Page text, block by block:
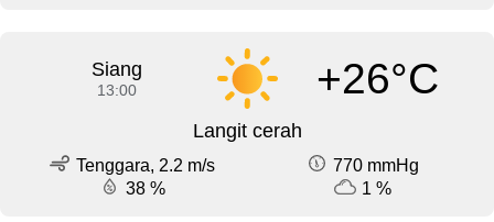
Siang
13:00 +26°C
Langit cerah
Tenggara, 2.2 m/s
770 mmHg
38 %
1 %